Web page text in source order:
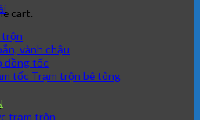
cart.
trộn
vành chậu
đồng tốc
tốc Trạm trộn bê tông
trạm trộn